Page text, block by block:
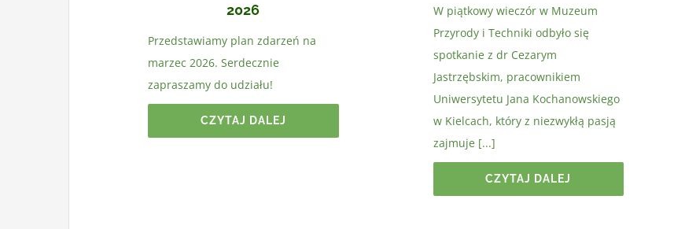
2026
Przedstawiamy plan zdarzeń na
marzec 2026. Serdecznie
zapraszamy do udziału!
CZYTAJ DALEJ
W piątkowy wieczór w Muzeum
Przyrody i Techniki odbyło się
spotkanie z dr Cezarym
Jastrzębskim, pracownikiem
Uniwersytetu Jana Kochanowskiego
w Kielcach, który z niezwykłą pasją
zajmuje [...]
CZYTAJ DALEJ